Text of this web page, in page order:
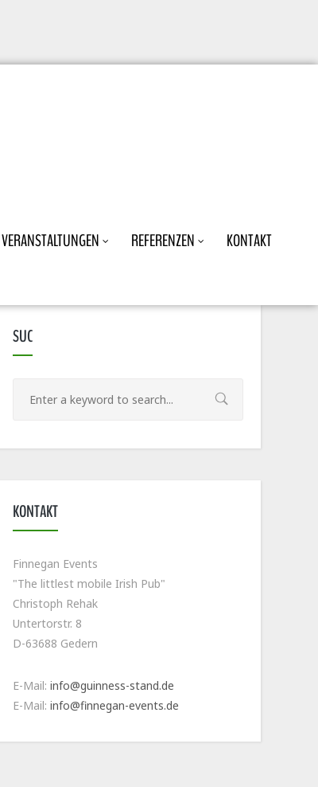
REFERENZEN KONTAKT
SUC
KONTAKT
Finnegan Events
"The littlest mobile Irish Pub"
Christoph Rehak
Untertorstr. 8
D-63688 Gedern
E-Mail: info@guinness-stand.de
E-Mail: info@finnegan-events.de